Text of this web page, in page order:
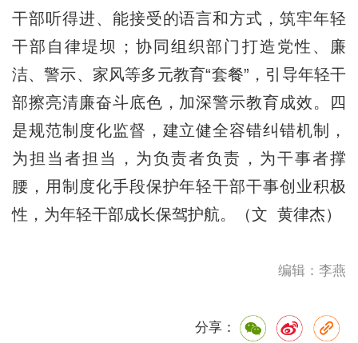
干部听得进、能接受的语言和方式，筑牢年轻
干部自律堤坝；协同组织部门打造党性、廉
洁、警示、家风等多元教育“套餐”，引导年轻干
部擦亮清廉奋斗底色，加深警示教育成效。四
是规范制度化监督，建立健全容错纠错机制，
为担当者担当，为负责者负责，为干事者撑
腰，用制度化手段保护年轻干部干事创业积极
性，为年轻干部成长保驾护航。（文 黄律杰）
编辑：李燕
分享：